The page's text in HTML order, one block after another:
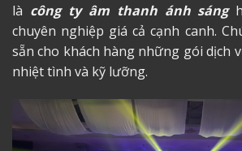
là công ty âm thanh ánh sáng
chuyên nghiệp giá cả cạnh canh.
sẵn cho khách hàng những gói dịch
nhiệt tình và kỹ lưỡng.